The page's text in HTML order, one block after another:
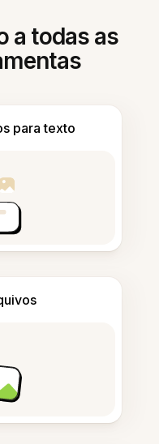
a todas as
para texto